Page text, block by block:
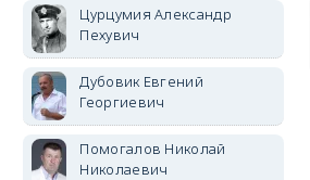
Цурцумия Александр
Пехувич
Дубовик Евгений
Георгиевич
Помогалов Николай
Николаевич